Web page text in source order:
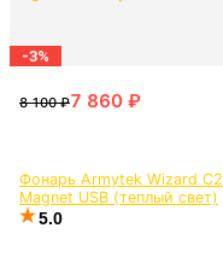
-3%
Фонарь Armytek Wizard C2
Magnet USB (теплый свет)
5.0